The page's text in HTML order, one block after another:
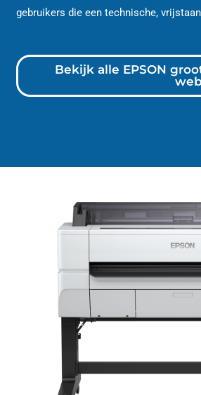
gebruikers die een technische,
Bekijk alle EPSON